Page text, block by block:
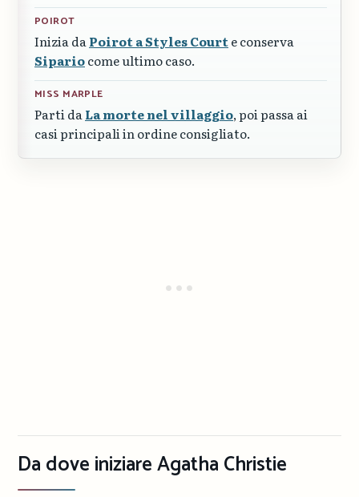
POIROT
Inizia daPoirot a Styles Courte conserva
Sipariocome ultimo caso.
MISS MARPLE
Parti daLa morte nel villaggio, poi passa ai
casi principali in ordine consigliato.
Da dove iniziare Agatha Christie